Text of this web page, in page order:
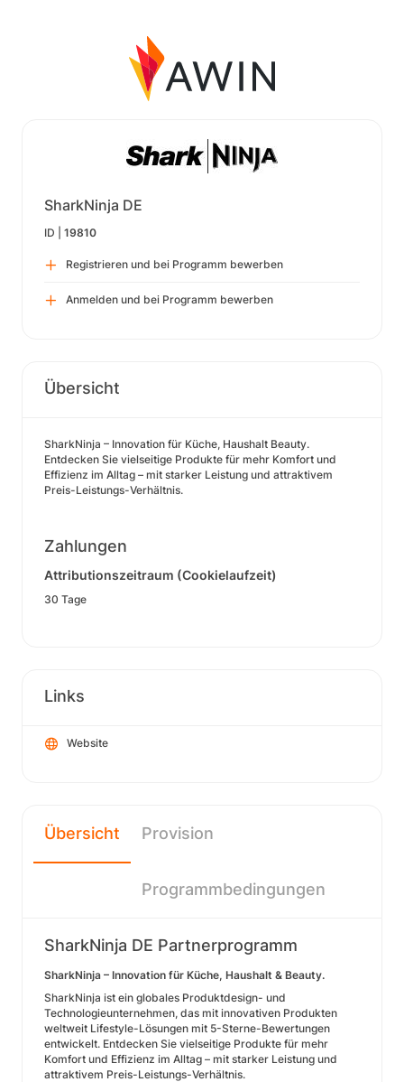
SharkNinja DE
ID | 19810
Registrieren und bei Programm bewerben
Anmelden und bei Programm bewerben
Übersicht
SharkNinja – Innovation für Küche, Haushalt Beauty.
Entdecken Sie vielseitige Produkte für mehr Komfort und
Effizienz im Alltag – mit starker Leistung und attraktivem
Preis-Leistungs-Verhältnis.
Zahlungen
Attributionszeitraum (Cookielaufzeit)
30 Tage
Links
Website
Übersicht Provision
Programmbedingungen
SharkNinja DE Partnerprogramm
SharkNinja – Innovation für Küche, Haushalt & Beauty.
SharkNinja ist ein globales Produktdesign- und
Technologieunternehmen, das mit innovativen Produkten
weltweit Lifestyle-Lösungen mit 5-Sterne-Bewertungen
entwickelt. Entdecken Sie vielseitige Produkte für mehr
Komfort und Effizienz im Alltag – mit starker Leistung und
attraktivem Preis-Leistungs-Verhältnis.